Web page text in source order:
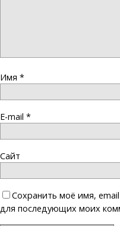
Имя *
E-mail *
Сайт
Сохранить моё имя,
для последующих моих